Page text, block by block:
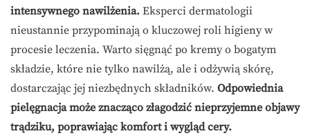
intensywnego nawilżenia. Eksperci dermatologii
nieustannie przypominają o kluczowej roli higieny w
procesie leczenia. Warto sięgnąć po kremy o bogatym
składzie, które nie tylko nawilżą, ale i odżywią skórę,
dostarczając jej niezbędnych składników. Odpowiednia
pielęgnacja może znacząco złagodzić nieprzyjemne objawy
trądziku, poprawiając komfort i wygląd cery.